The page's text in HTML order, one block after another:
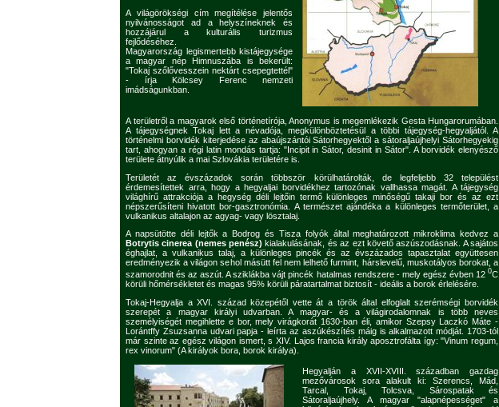
A világörökségi cím megítélése jelentős
nyilvánosságot ad a helyszíneknek és
hozzájárul a kulturális turizmus
fejlődéséhez.
Magyarország legismertebb kistájegysége
a magyar nép Himnuszába is bekerült:
"Tokaj szőlővesszein nektárt csepegtettél"
- írja Kölcsey Ferenc nemzeti
imádságunkban.
A területről a magyarok első történetírója, Anonymus is megemlékezik Gesta Hungarorumában.
A tájegységnek Tokaj lett a névadója, megkülönböztetésül a többi tájegység-hegyaljától. A
történelmi borvidék kiterjedése az abaújszántói Sátorhegyektől a sátoraljaújhelyi Sátorhegyekig
tart, ahogyan a régi latin mondás tartja: "Incipit in Sátor, desinit in Sátor". A borvidék elenyésző
területe átnyúlik a mai Szlovákia területére is.
Területét az évszázadok során többször körülhatárolták, de legfeljebb 32 települést
érdemesítettek arra, hogy a hegyaljai borvidékhez tartozónak vallhassa magát. A tájegység
világhírű attrakciója a hegység déli lejtőin termő különleges minőségű takaji bor és az ezt
népszerűsíteni hivatott bor-gasztronómia. A természet ajándéka a különleges termőterület, a
vulkanikus altalajon az agyag- vagy lösztalaj.
A napsütötte déli lejtők a Bodrog és Tisza folyók által meghatározott mikroklima kedvez a
Botrytis cinerea (nemes penész) kialakulásának, és az ezt követő aszúszodásnak. A sajátos
éghajlat, a vulkanikus talaj, a különleges pincék és az évszázados tapasztalat együttesen
eredményezik a világon sehol másütt fel nem lelhető furmint, hárslevelű, muskotályos borokat, a
szamorodnit és az aszút. A sziklákba vájt pincék hatalmas rendszere - mely egész évben 12 0C
körüli hőmérsékletet és magas 95% körüli páratartalmat biztosít - ideális a borok érlelésére.
Tokaj-Hegyalja a XVI. század közepétől vette át a török által elfoglalt szerémségi borvidék
szerepét a magyar királyi udvarban. A magyar- és a világirodalomnak is több neves
személyiségét megihlette e bor, mely virágkorát 1630-ban éli, amikor Szepsy Laczkó Máte -
Lorántffy Zsuzsanna udvari papja - leírta az aszúkészítés máig is alkalmazott módját. 1703-tól
már szinte az egész világon ismert, s XIV. Lajos francia király aposztrofálta így: "Vinum regum,
rex vinorum" (A királyok bora, borok királya).
Hegyalján a XVII-XVIII. században gazdag
mezővárosok sora alakult ki: Szerencs, Mád,
Tarcal, Tokaj, Tolcsva, Sárospatak és
Sátoraljaújhely. A magyar "alapnépességet" a